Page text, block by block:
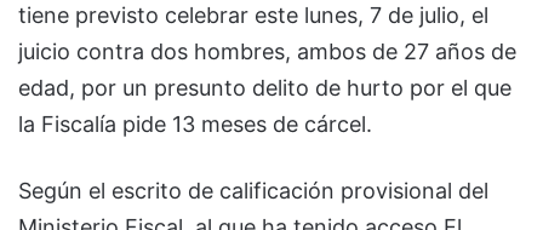
tiene previsto celebrar este lunes, 7 de julio, el
juicio contra dos hombres, ambos de 27 años de
edad, por un presunto delito de hurto por el que
la Fiscalía pide 13 meses de cárcel.
Según el escrito de calificación provisional del